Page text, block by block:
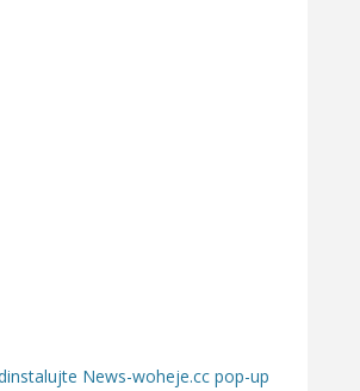
News-woheje.cc pop-up